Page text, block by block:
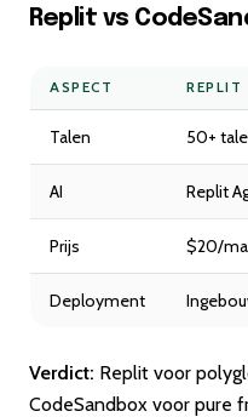
Replit vs
ASPECT REPLIT
Talen 50+
AI Replit
Prijs $20/
Deployment
Verdict: Replit voor
CodeSandbox voor pure